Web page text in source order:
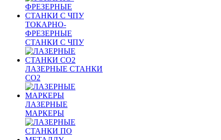
ТОКАРНО-
ФРЕЗЕРНЫЕ
СТАНКИ С ЧПУ
ЛАЗЕРНЫЕ СТАНКИ
CO2
ЛАЗЕРНЫЕ
МАРКЕРЫ